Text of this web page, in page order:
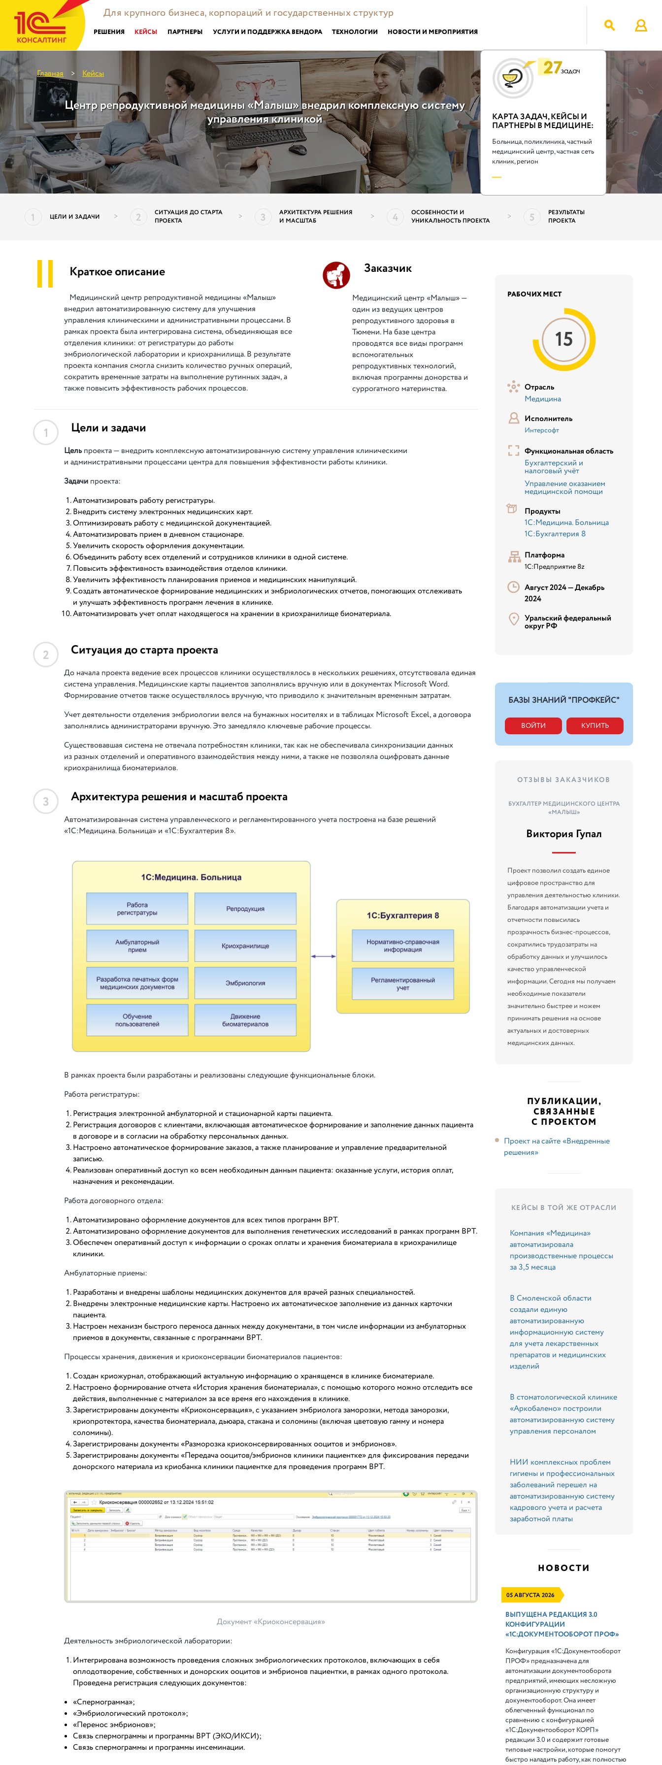
Для крупного бизнеса, корпораций и государственных структур
РЕШЕНИЯ КЕЙСЫ ПАРТНЕРЫ УСЛУГИ И ПОДДЕРЖКА ВЕНДОРА ТЕХНОЛОГИИ НОВОСТИ И МЕРОПРИЯТИЯ
Главная > Кейсы
Центр репродуктивной медицины «Малыш» внедрил комплексную систему
управления клиникой
КАРТА ЗАДАЧ, КЕЙСЫ И
ПАРТНЕРЫ В МЕДИЦИНЕ:
Больница, поликлиника, частный
медицинский центр, частная сеть
клиник, регион
ПОДРОБНЕЕ
1 ЦЕЛИ И ЗАДАЧИ > 2
СИТУАЦИЯ ДО СТАРТА
ПРОЕКТА
> 3
АРХИТЕКТУРА РЕШЕНИЯ
И МАСШТАБ
> 4
ОСОБЕННОСТИ И
УНИКАЛЬНОСТЬ ПРОЕКТА
> 5
РЕЗУЛЬТАТЫ
ПРОЕКТА
|| Краткое описание
Медицинский центр репродуктивной медицины «Малыш»
внедрил автоматизированную систему для улучшения
управления клиническими и административными процессами. В
рамках проекта была интегрирована система, объединяющая все
отделения клиники: от регистратуры до работы
эмбриологической лаборатории и криохранилища. В результате
проекта компания смогла снизить количество ручных операций,
сократить временные затраты на выполнение рутинных задач, а
также повысить эффективность рабочих процессов.
Заказчик
Медицинский центр «Малыш» —
один из ведущих центров
репродуктивного здоровья в
Тюмени. На базе центра
проводятся все виды программ
вспомогательных
репродуктивных технологий,
включая программы донорства и
суррогатного материнства.
1 Цели и задачи
Цельпроекта — внедрить комплексную автоматизированную систему управления клиническими
и административными процессами центра для повышения эффективности работы клиники.
Задачи проекта:
Автоматизировать работу регистратуры.
Внедрить систему электронных медицинских карт.
Оптимизировать работу с медицинской документацией.
Автоматизировать прием в дневном стационаре.
Увеличить скорость оформления документации.
Объединить работу всех отделений и сотрудников клиники в одной системе.
Повысить эффективность взаимодействия отделов клиники.
Увеличить эффективность планирования приемов и медицинских манипуляций.
Создать автоматическое формирование медицинских и эмбриологических отчетов, помогающих отслеживать
и улучшать эффективность программ лечения в клинике.
Автоматизировать учет оплат находящегося на хранении в криохранилище биоматериала.
2 Ситуация до старта проекта
До начала проекта ведение всех процессов клиники осуществлялось в нескольких решениях, отсутствовала единая
система управления. Медицинские карты пациентов заполнялись вручную или в документах Microsoft Word.
Формирование отчетов также осуществлялось вручную, что приводило к значительным временным затратам.
Учет деятельности отделения эмбриологии велся на бумажных носителях и в таблицах Microsoft Excel, а договора
заполнялись администраторами вручную. Это замедляло ключевые рабочие процессы.
Существовавшая система не отвечала потребностям клиники, так как не обеспечивала синхронизации данных
из разных отделений и оперативного взаимодействия между ними, а также не позволяла оцифровать данные
криохранилища биоматериалов.
3 Архитектура решения и масштаб проекта
Автоматизированная система управленческого и регламентированного учета построена на базе решений
«1С:Медицина. Больница» и «1С:Бухгалтерия 8».
В рамках проекта были разработаны и реализованы следующие функциональные блоки.
Работа регистратуры:
Регистрация электронной амбулаторной и стационарной карты пациента.
Регистрация договоров с клиентами, включающая автоматическое формирование и заполнение данных пациента
в договоре и в согласии на обработку персональных данных.
Настроено автоматическое формирование заказов, а также планирование и управление предварительной
записью.
Реализован оперативный доступ ко всем необходимым данным пациента: оказанные услуги, история оплат,
назначения и рекомендации.
Работа договорного отдела:
Автоматизировано оформление документов для всех типов программ ВРТ.
Автоматизировано оформление документов для выполнения генетических исследований в рамках программ ВРТ.
Обеспечен оперативный доступ к информации о сроках оплаты и хранения биоматериала в криохранилище
клиники.
Амбулаторные приемы:
Разработаны и внедрены шаблоны медицинских документов для врачей разных специальностей.
Внедрены электронные медицинские карты. Настроено их автоматическое заполнение из данных карточки
пациента.
Настроен механизм быстрого переноса данных между документами, в том числе информации из амбулаторных
приемов в документы, связанные с программами ВРТ.
Процессы хранения, движения и криоконсервации биоматериалов пациентов:
Создан криожурнал, отображающий актуальную информацию о хранящемся в клинике биоматериале.
Настроено формирование отчета «История хранения биоматериала», с помощью которого можно отследить все
действия, выполненные с материалом за все время его нахождения в клинике.
Зарегистрированы документы «Криоконсервация», с указанием эмбриолога заморозки, метода заморозки,
криопротектора, качества биоматериала, дьюара, стакана и соломины (включая цветовую гамму и номера
соломины).
Зарегистрированы документы «Разморозка криоконсервированных ооцитов и эмбрионов».
Зарегистрированы документы «Передача ооцитов/эмбрионов клиники пациентке» для фиксирования передачи
донорского материала из криобанка клиники пациентке для проведения программ ВРТ.
Документ «Криоконсервация»
Деятельность эмбриологической лаборатории:
Интегрирована возможность проведения сложных эмбриологических протоколов, включающих в себя
оплодотворение, собственных и донорских ооцитов и эмбрионов пациентки, в рамках одного протокола.
Проведена регистрация следующих документов:
«Спермограмма»;
«Эмбриологический протокол»;
«Перенос эмбрионов»;
Связь спермограммы и программы ВРТ (ЭКО/ИКСИ);
Связь спермограммы и программы инсеминации.
РАБОЧИХ МЕСТ
15
Отрасль
Медицина
Исполнитель
Интерсофт
Функциональная область
Бухгалтерский и
налоговый учёт
Управление оказанием
медицинской помощи
Продукты
1С:Медицина. Больница
1С:Бухгалтерия 8
Платформа
1С:Предприятие 8z
Август 2024 —Декабрь
2024
Уральский федеральный
округ РФ
БАЗЫ ЗНАНИЙ "ПРОФКЕЙС"
ВОЙТИ КУПИТЬ
ОТЗЫВЫ ЗАКАЗЧИКОВ
БУХГАЛТЕР МЕДИЦИНСКОГО ЦЕНТРА
«МАЛЫШ»
Виктория Гупал
Проект позволил создать единое
цифровое пространство для
управления деятельностью клиники.
Благодаря автоматизации учета и
отчетности повысилась
прозрачность бизнес-процессов,
сократились трудозатраты на
обработку данных и улучшилось
качество управленческой
информации. Сегодня мы получаем
необходимые показатели
значительно быстрее и можем
принимать решения на основе
актуальных и достоверных
медицинских данных.
ПУБЛИКАЦИИ,
СВЯЗАННЫЕ
С ПРОЕКТОМ
Проект на сайте «Внедренные
решения»
КЕЙСЫ В ТОЙ ЖЕ ОТРАСЛИ
Компания «Медицина»
автоматизировала
производственные процессы
за 3,5 месяца
В Смоленской области
создали единую
автоматизированную
информационную систему
для учета лекарственных
препаратов и медицинских
изделий
В стоматологической клинике
«Аркобалено» построили
автоматизированную систему
управления персоналом
НИИ комплексных проблем
гигиены и профессиональных
заболеваний перешел на
автоматизированную систему
кадрового учета и расчета
заработной платы
НОВОСТИ
05 АВГУСТА 2026
ВЫПУЩЕНА РЕДАКЦИЯ 3.0
КОНФИГУРАЦИИ
«1С:ДОКУМЕНТООБОРОТ ПРОФ»
Конфигурация «1С:Документооборот
ПРОФ» предназначена для
автоматизации документооборота
предприятий, имеющих несложную
организационную структуру и
документооборот. Она имеет
облегченный функционал по
сравнению с конфигурацией
«1С:Документооборот КОРП»
редакции 3.0 и содержит готовые
типовые настройки, которые помогут
быстро наладить работу, как полностью